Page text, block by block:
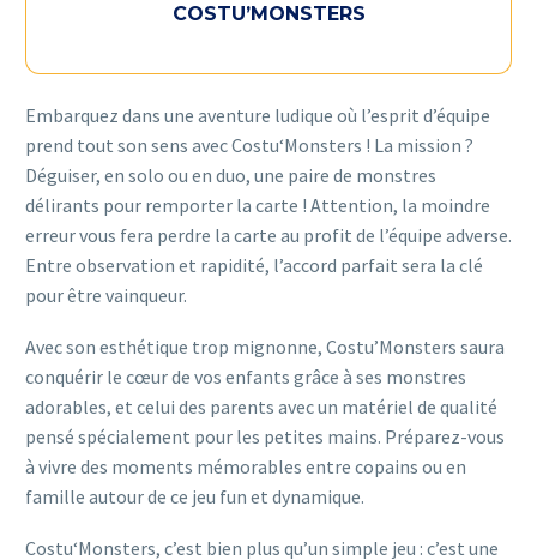
COSTU’MONSTERS
Embarquez dans une aventure ludique où l’esprit d’équipe
prend tout son sens avec Costu‘Monsters ! La mission ?
Déguiser, en solo ou en duo, une paire de monstres
délirants pour remporter la carte ! Attention, la moindre
erreur vous fera perdre la carte au profit de l’équipe adverse.
Entre observation et rapidité, l’accord parfait sera la clé
pour être vainqueur.
Avec son esthétique trop mignonne, Costu’Monsters saura
conquérir le cœur de vos enfants grâce à ses monstres
adorables, et celui des parents avec un matériel de qualité
pensé spécialement pour les petites mains. Préparez-vous
à vivre des moments mémorables entre copains ou en
famille autour de ce jeu fun et dynamique.
Costu‘Monsters, c’est bien plus qu’un simple jeu : c’est une